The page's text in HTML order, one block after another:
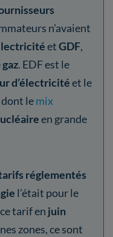
n’avaient
etGDF,
gaz. EDF est le
d’électricitéet le
dont lemix
en grande
réglementés
l’était pour le
tarif en juin
zones, ce sont